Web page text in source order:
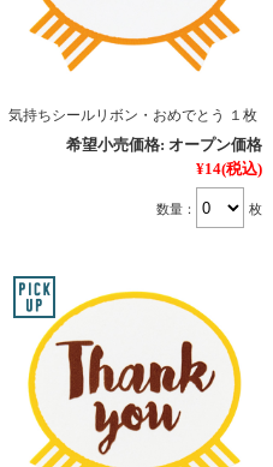
気持ちシールリボン・おめでとう １枚
希望小売価格: オープン価格
¥14(税込)
数量： 枚